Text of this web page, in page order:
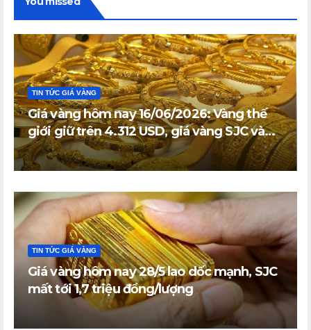
TIN TỨC GIÁ VÀNG
Giá vàng hôm nay 16/06/2026: Vàng thế
giới giữ trên 4.312 USD, giá vàng SJC và
vàng nhẫn trong nước đi ngang
TIN TỨC GIÁ VÀNG
Giá vàng hôm nay 28/5 lao dốc mạnh, SJC
mất tới 1,7 triệu đồng/lượng